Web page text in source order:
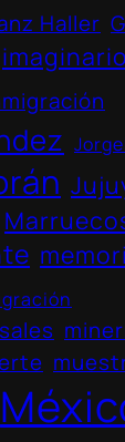
Haller
imaginario